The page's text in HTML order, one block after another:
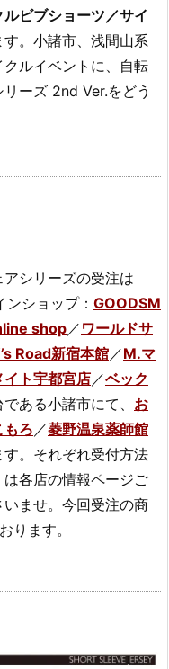
ビブショーツ／サイ
す。小諸市、浅間山系
ルイベントに、自転
ーズ 2nd Ver.をどう
アシリーズの受注は
ショップ： GOODSM
shop／ ワールドサ
Road新宿本館／M.マ
イト宇都宮店／ベック
ある小諸市にて、 お
もろ ／菱野温泉薬師館
。それぞれ受付方法
各店の情報ページご
ませ。今回受注の商
ります。